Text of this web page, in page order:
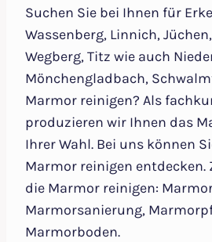
Suchen Sie bei Ihnen für
Wassenberg, Linnich,
Wegberg, Titz wie auch
Mönchengladbach,
Marmor reinigen? Als
produzieren wir Ihnen das
Ihrer Wahl. Bei uns können
Marmor reinigen entdecken.
die Marmor reinigen:
Marmorsanierung,
Marmorboden.